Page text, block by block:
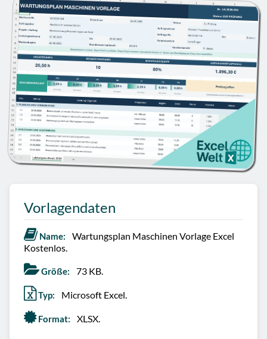
Vorlagendaten
Name:
Wartungsplan Maschinen Vorlage Excel
Kostenlos.
Größe: 73 KB.
Typ: Microsoft Excel.
Format: XLSX.